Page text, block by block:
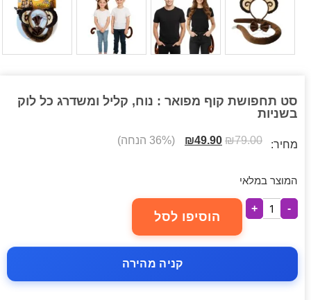
סט תחפושת קוף מפואר : נוח, קליל ומשדרג כל לוק
בשניות
מחיר: ₪79.00
₪49.90 (36% הנחה)
המוצר במלאי
-
+
הוסיפו לסל
קניה מהירה